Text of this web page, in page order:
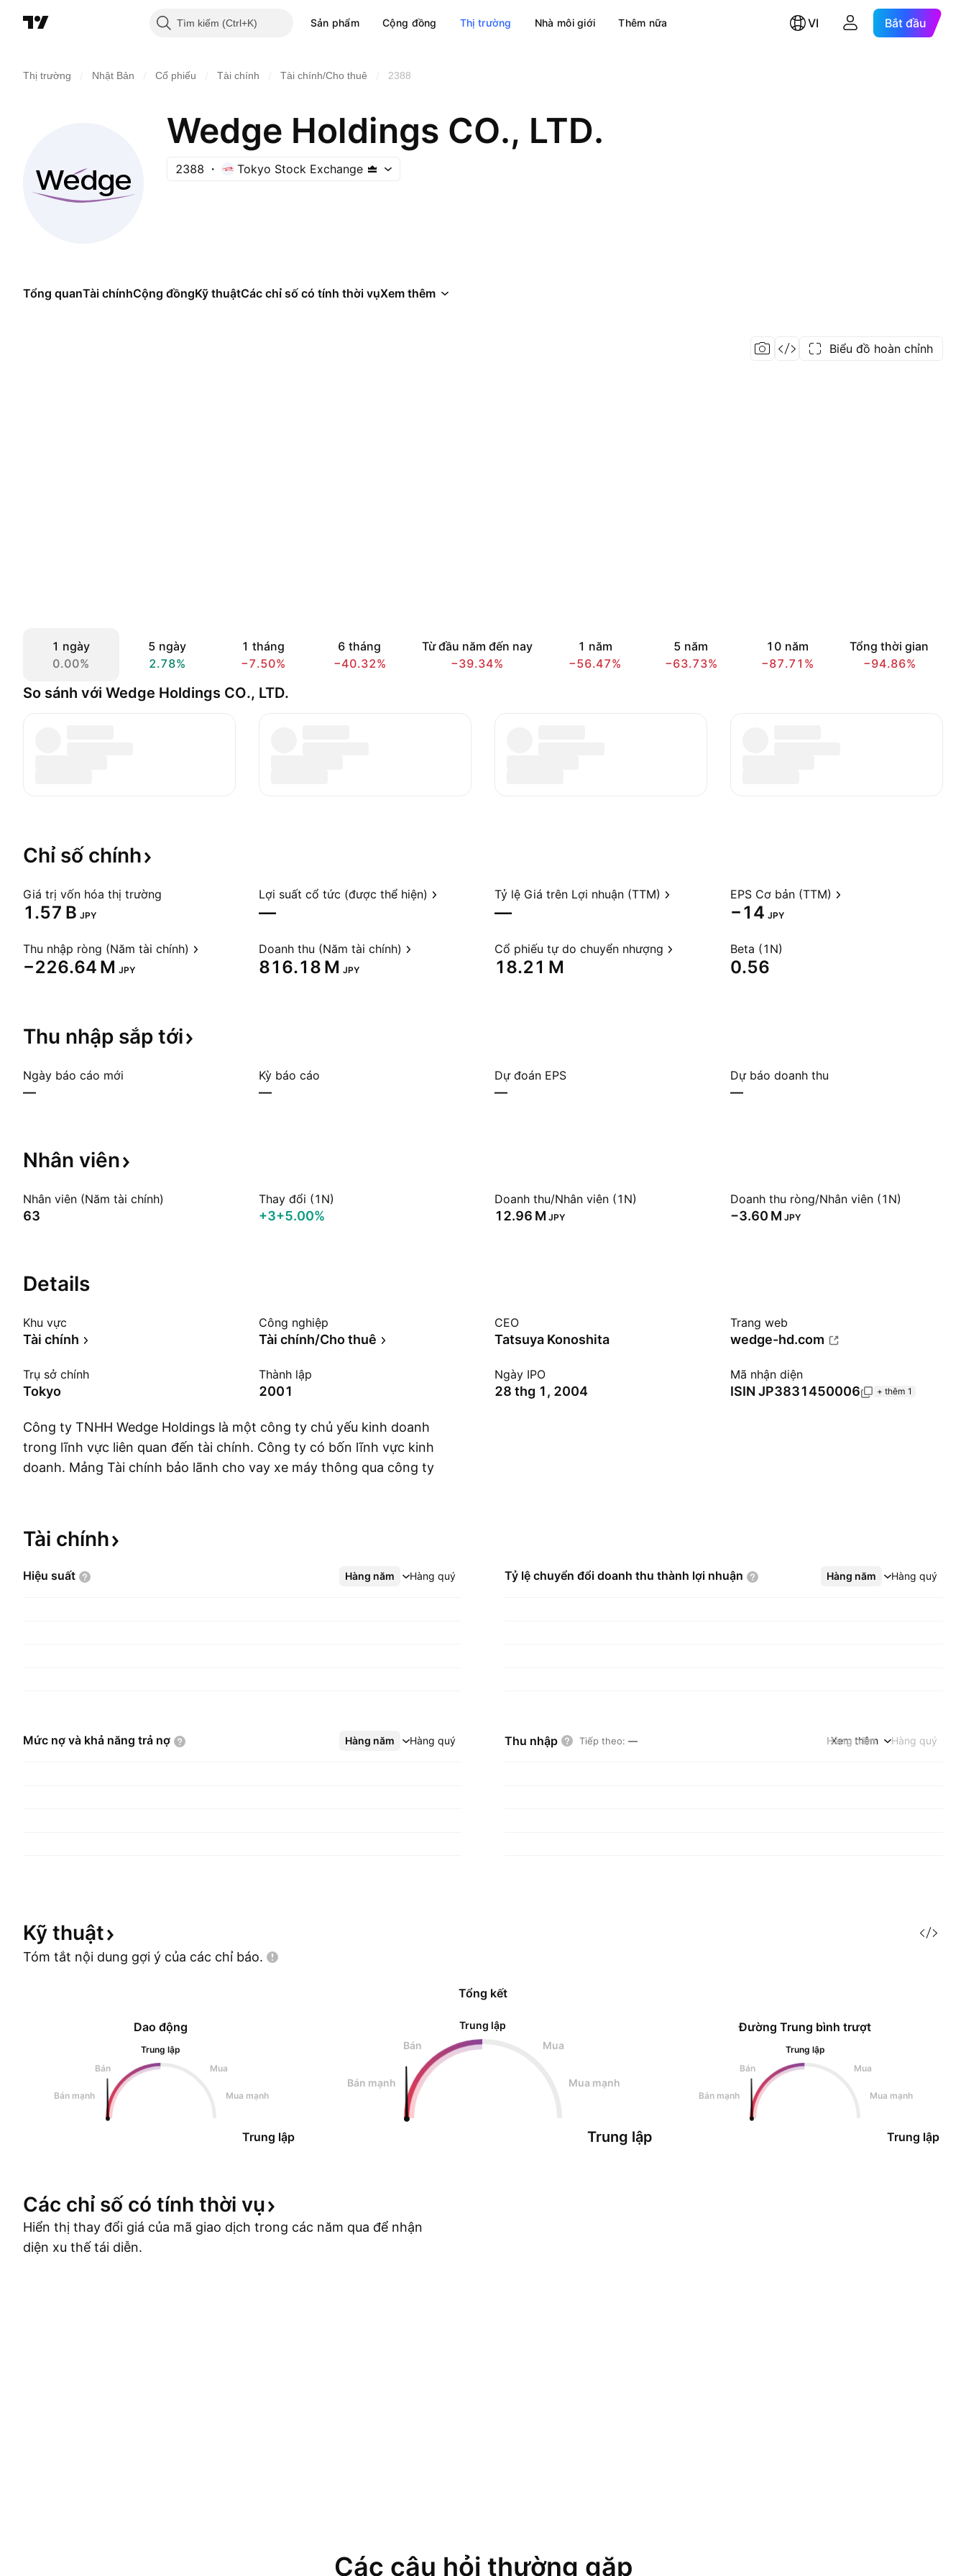
Tìm kiếm Sản phẩm Cộng đồng Thị trường Nhà môi giới Thêm nữa VI Bắt đầu
Thị trường Nhật Bản Cổ phiếu Tài chính Tài chính/Cho thuê 2388
Wedge Holdings CO., LTD.
2388 Tokyo Stock Exchange
Tổng quanTài chínhCộng đồngKỹ thuậtCác chỉ số có tính thời vụXem thêm
Biểu đồ hoàn chỉnh
1 ngày
0.00%
5 ngày
2.78%
1 tháng
−7.50%
6 tháng
−40.32%
Từ đầu năm đến nay
−39.34%
1 năm
−56.47%
5 năm
−63.73%
10 năm
−87.71%
Tổng thời gian
−94.86%
So sánh với Wedge Holdings CO., LTD.
Chỉ số chính
Giá trị vốn hóa thị trường
‪1.57 B‬ JPY
Lợi suất cổ tức (được thể hiện)
—
Tỷ lệ Giá trên Lợi nhuận (TTM)
—
EPS Cơ bản (TTM)
−14 JPY
Thu nhập ròng (Năm tài chính)
‪−226.64 M‬ JPY
Doanh thu (Năm tài chính)
‪816.18 M‬ JPY
Cổ phiếu tự do chuyển nhượng
‪18.21 M‬
Beta (1N)
0.56
Thu nhập sắp tới
Ngày báo cáo mới
—
Kỳ báo cáo
—
Dự đoán EPS
—
Dự báo doanh thu
—
Nhân viên
Nhân viên (Năm tài chính)
63
Thay đổi (1N)
+3+5.00%
Doanh thu/Nhân viên (1N)
‪12.96 M‬ JPY
Doanh thu ròng/Nhân viên (1N)
‪−3.60 M‬ JPY
Details
Khu vực
Tài chính
Công nghiệp
Tài chính/Cho thuê
CEO
Tatsuya Konoshita
Trang web
wedge-hd.com
Trụ sở chính
Tokyo
Thành lập
2001
Ngày IPO
28 thg 1, 2004
Mã nhận diện
ISIN JP3831450006 + thêm 1
Công ty TNHH Wedge Holdings là một công ty chủ yếu kinh doanh
trong lĩnh vực liên quan đến tài chính. Công ty có bốn lĩnh vực kinh
doanh. Mảng Tài chính bảo lãnh cho vay xe máy thông qua công ty
nội dung cho âm nhạc, tạp chí, sách, kinh doanh thẻ trò chơi và trang
web, cũng như kinh doanh các quyền liên quan đến nội dung. Mảng
Kinh doanh Sản phẩm tham gia vào việc bán buôn, bán lẻ và bán đồ
Tài chính
Hiệu suất Hàng năm Hàng quý
Xem thêm Tỷ lệ chuyển đổi doanh thu thành lợi nhuận Hàng năm Hàng quý
Xem thêm
Mức nợ và khả năng trả nợ Hàng năm Hàng quý
Xem thêm Thu nhập Tiếp theo: — Hàng năm Hàng quý
Xem thêm
Kỹ thuật
Tóm tắt nội dung gợi ý của các chỉ báo.
Dao động
Trung lập
Bán
Mua
Bán mạnh Mua mạnh
Trung lập
Tổng kết
Trung lập
Bán
Mua
Bán mạnh Mua mạnh
Trung lập
Đường Trung bình trượt
Trung lập
Bán
Mua
Bán mạnh Mua mạnh
Trung lập
Các chỉ số có tính thời vụ
Hiển thị thay đổi giá của mã giao dịch trong các năm qua để nhận
diện xu thế tái diễn.
Các câu hỏi thường gặp